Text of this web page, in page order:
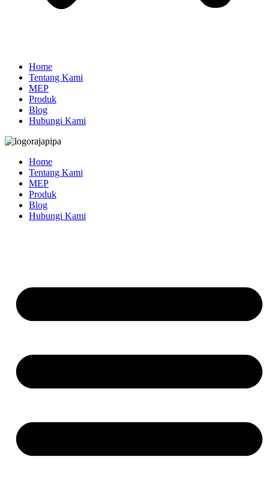
Home
Tentang Kami
MEP
Produk
Blog
Hubungi Kami
Home
Tentang Kami
MEP
Produk
Blog
Hubungi Kami